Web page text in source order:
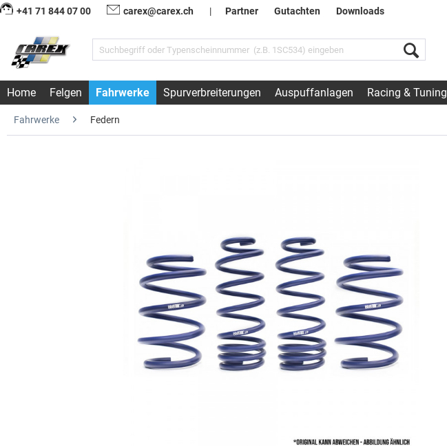
+41 71 844 07 00 carex@carex.ch | Partner Gutachten Downloads
Home Felgen Fahrwerke Spurverbreiterungen Auspuffanlagen Racing & Tuning
Fahrwerke Federn